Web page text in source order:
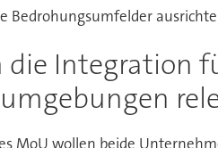
Bedrohungsumfelder
die Integration
MoU wollen beide